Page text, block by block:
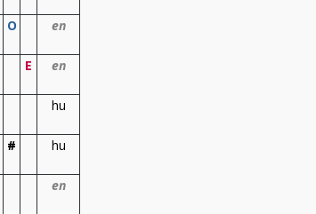
O en
E en
hu
# hu
en